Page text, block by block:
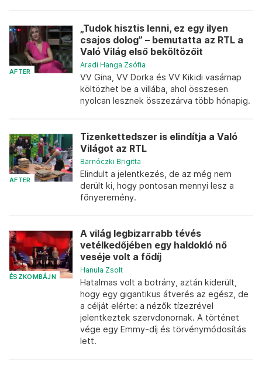
AFTER
„Tudok hisztis lenni, ez egy ilyen
csajos dolog” – bemutatta az RTL a
Való Világ első beköltözőit
Aradi Hanga Zsófia
VV Gina, VV Dorka és VV Kikidi vasárnap
költözhet be a villába, ahol összesen
nyolcan lesznek összezárva több hónapig.
AFTER
Tizenkettedszer is elindítja a Való
Világot az RTL
Barnóczki Brigitta
Elindult a jelentkezés, de az még nem
derült ki, hogy pontosan mennyi lesz a
főnyeremény.
ÉSZKOMBÁJN
A világ legbizarrabb tévés
vetélkedőjében egy haldokló nő
veséje volt a fődíj
Hanula Zsolt
Hatalmas volt a botrány, aztán kiderült,
hogy egy gigantikus átverés az egész, de
a célját elérte: a nézők tízezrével
jelentkeztek szervdonornak. A történet
vége egy Emmy-díj és törvénymódosítás
lett.